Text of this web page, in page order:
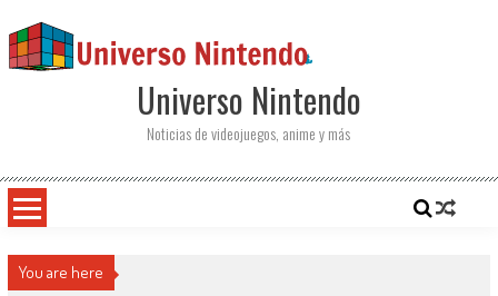
Universo Nintendo
Noticias de videojuegos, anime y más
You are here